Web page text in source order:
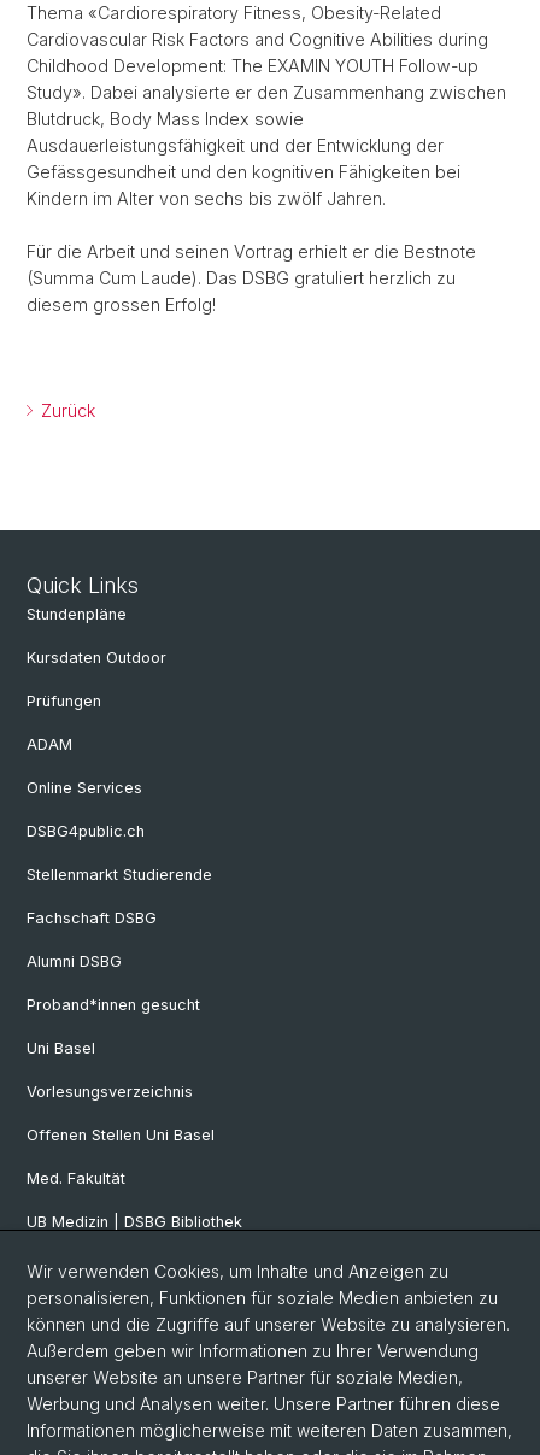
Thema «Cardiorespiratory Fitness, Obesity-Related
Cardiovascular Risk Factors and Cognitive Abilities during
Childhood Development: The EXAMIN YOUTH Follow-up
Study». Dabei analysierte er den Zusammenhang zwischen
Blutdruck, Body Mass Index sowie
Ausdauerleistungsfähigkeit und der Entwicklung der
Gefässgesundheit und den kognitiven Fähigkeiten bei
Kindern im Alter von sechs bis zwölf Jahren.
Für die Arbeit und seinen Vortrag erhielt er die Bestnote
(Summa Cum Laude). Das DSBG gratuliert herzlich zu
diesem grossen Erfolg!
Zurück
Quick Links
Stundenpläne
Kursdaten Outdoor
Prüfungen
ADAM
Online Services
DSBG4public.ch
Stellenmarkt Studierende
Fachschaft DSBG
Alumni DSBG
Proband*innen gesucht
Uni Basel
Vorlesungsverzeichnis
Offenen Stellen Uni Basel
Med. Fakultät
UB Medizin | DSBG Bibliothek
Social Media
Facebook
Twitter
Wir verwenden Cookies, um Inhalte und Anzeigen zu
personalisieren, Funktionen für soziale Medien anbieten zu
können und die Zugriffe auf unserer Website zu analysieren.
Außerdem geben wir Informationen zu Ihrer Verwendung
unserer Website an unsere Partner für soziale Medien,
Werbung und Analysen weiter. Unsere Partner führen diese
Informationen möglicherweise mit weiteren Daten zusammen,